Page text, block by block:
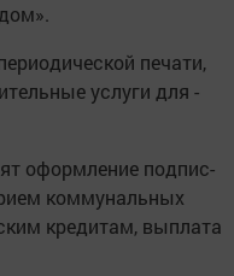
печати,
услуги для
оформление подпис­
коммунальных
кредитам, выплата